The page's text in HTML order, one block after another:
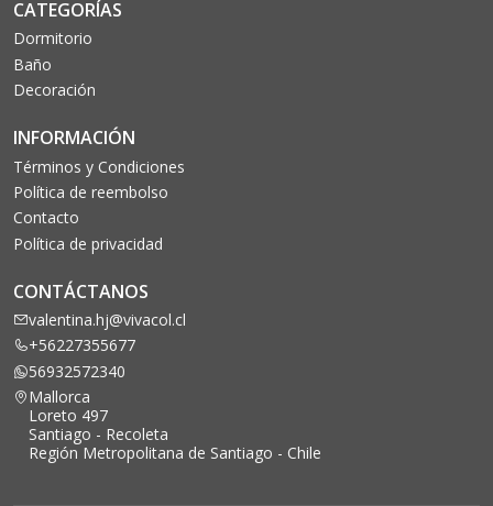
CATEGORÍAS
Dormitorio
Baño
Decoración
INFORMACIÓN
Términos y Condiciones
Política de reembolso
Contacto
Política de privacidad
CONTÁCTANOS
valentina.hj@vivacol.cl
+56227355677
56932572340
Mallorca
Loreto 497
Santiago - Recoleta
Región Metropolitana de Santiago - Chile